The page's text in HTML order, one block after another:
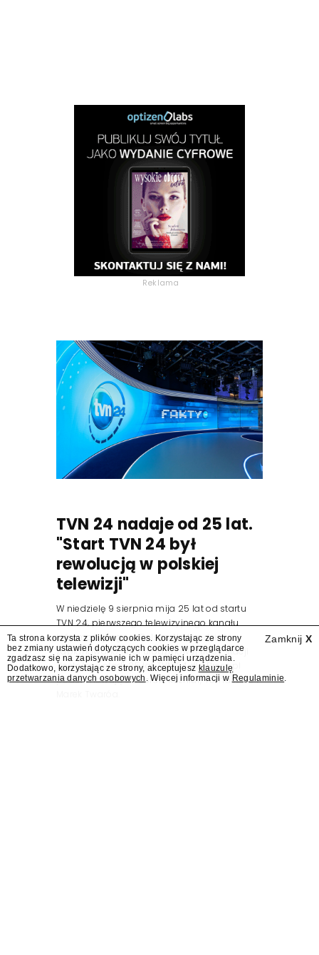
Reklama
TVN 24 nadaje od 25 lat.
"Start TVN 24 był
rewolucją w polskiej
telewizji"
W niedzielę 9 sierpnia mija 25 lat od startu
TVN 24, pierwszego telewizyjnego kanału
informacyjnego w Polsce. Na ten dzień
zaplanowano finał urodzinowej trasy stacji
"Jesteśmy stąd". 25 lat TVN 24 dla Press.pl
podsumowują Jarosław Kuźniar, Tomasz Lis i
Zamknij X
Ta strona korzysta z plików cookies. Korzystając ze strony
bez zmiany ustawień dotyczących cookies w przeglądarce
zgadzasz się na zapisywanie ich w pamięci urządzenia.
Dodatkowo, korzystając ze strony, akceptujesz klauzulę
przetwarzania danych osobowych . Więcej informacji w Regulaminie.